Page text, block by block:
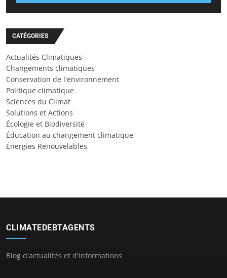
CATÉGORIES
Actualités Climatiques
Changements climatiques
Conservation de l'environnement
Politique climatique
Sciences du Climat
Solutions et Actions
Écologie et Biodiversité
Éducation au changement climatique
Énergies Renouvelables
CLIMATEDEBTAGENTS
Blog d'actualités et d'informations